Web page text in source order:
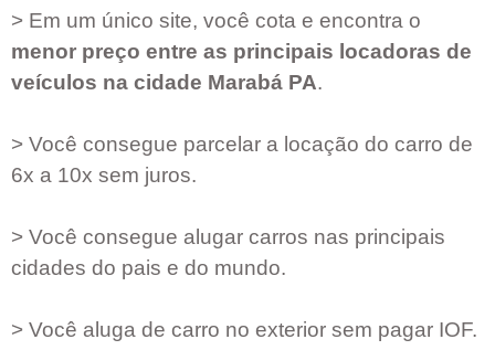
> Em um único site, você cota e encontra o
menor preço entre as principais locadoras de
veículos na cidade Marabá PA.
> Você consegue parcelar a locação do carro de
6x a 10x sem juros.
> Você consegue alugar carros nas principais
cidades do pais e do mundo.
> Você aluga de carro no exterior sem pagar IOF.